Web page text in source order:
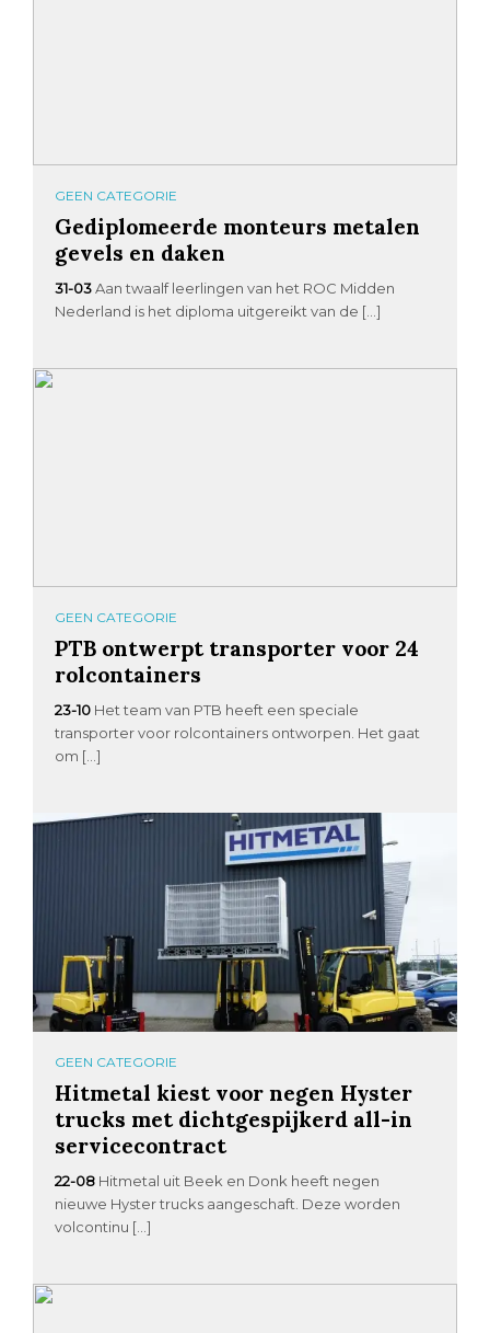
GEEN CATEGORIE
Gediplomeerde monteurs metalen
gevels en daken
31-03 Aan twaalf leerlingen van het ROC Midden
Nederland is het diploma uitgereikt van de […]
GEEN CATEGORIE
PTB ontwerpt transporter voor 24
rolcontainers
23-10 Het team van PTB heeft een speciale
transporter voor rolcontainers ontworpen. Het gaat
om […]
GEEN CATEGORIE
Hitmetal kiest voor negen Hyster
trucks met dichtgespijkerd all-in
servicecontract
22-08 Hitmetal uit Beek en Donk heeft negen
nieuwe Hyster trucks aangeschaft. Deze worden
volcontinu […]